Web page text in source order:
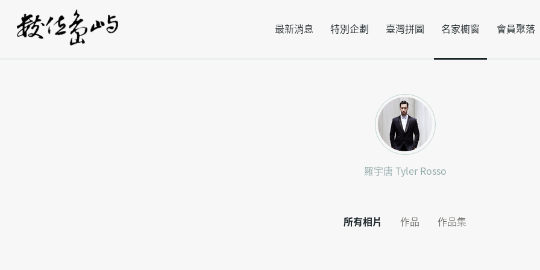
最新消息 特別企劃 臺灣拼圖 名家櫥窗 會員聚落
羅宇唐 Tyler Rosso
所有相片 作品 作品集